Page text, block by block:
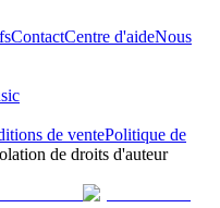
ContactCentre d'aideNous
de ventePolitique de
de droits d'auteur